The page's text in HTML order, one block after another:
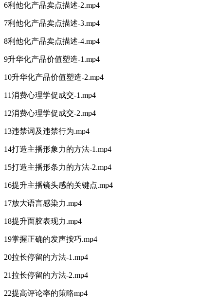
6利他化产品卖点描述-2.mp4
7利他化产品卖点描述-3.mp4
8利他化产品卖点描述-4.mp4
9升华化产品价值塑造-1.mp4
10升华化产品价值塑造-2.mp4
11消费心理学促成交-1.mp4
12消费心理学促成交-2.mp4
13违禁词及违禁行为.mp4
14打造主播形象力的方法-1.mp4
15打造主播形条力的方法-2.mp4
16提升主播镜头感的关键点.mp4
17放大语言感染力.mp4
18提升面胶表现力.mp4
19掌握正确的发声按巧.mp4
20拉长停留的方法-1.mp4
21拉长停留的方法-2.mp4
22提高评论率的策略mp4